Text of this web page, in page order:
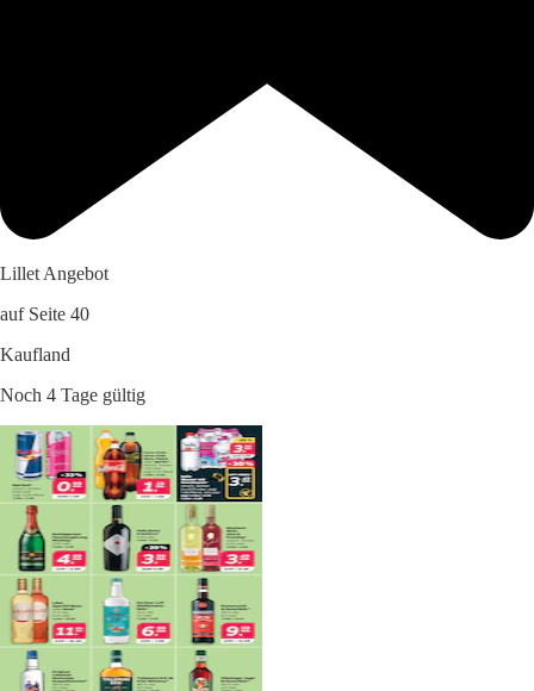
Lillet Angebot
auf Seite 40
Kaufland
Noch 4 Tage gültig